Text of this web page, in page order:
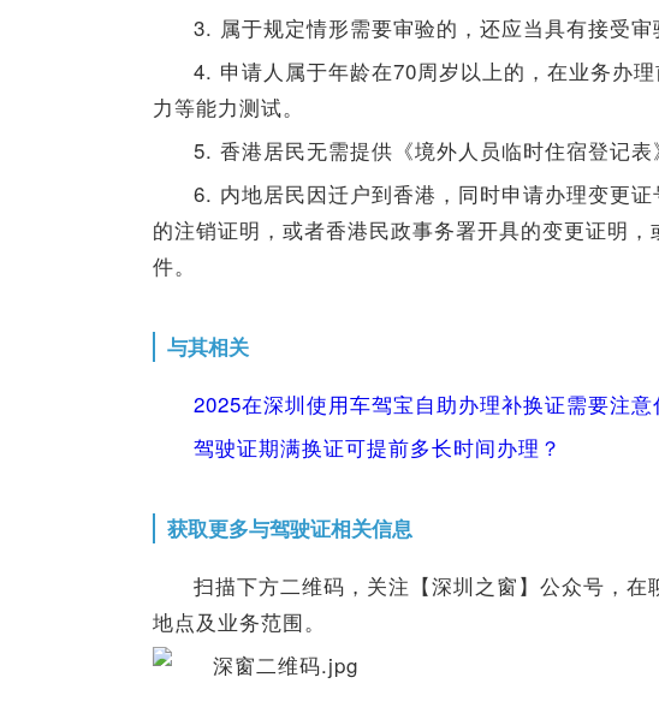
3. 属于规定情形需要审验的，还应当具有接受审
4. 申请人属于年龄在70周岁以上的，在业务办
力等能力测试。
5. 香港居民无需提供《境外人员临时住宿登记表
6. 内地居民因迁户到香港，同时申请办理变更
的注销证明，或者香港民政事务署开具的变更证明
件。
与其相关
2025在深圳使用车驾宝自助办理补换证需要注意
驾驶证期满换证可提前多长时间办理？
获取更多与驾驶证相关信息
扫描下方二维码，关注【深圳之窗】公众号，
地点及业务范围。